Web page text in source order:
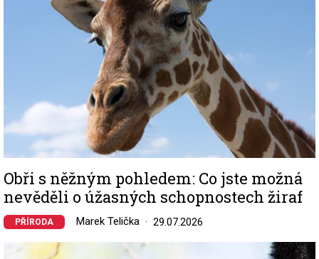
Obři s něžným pohledem: Co jste možná
nevěděli o úžasných schopnostech žiraf
PŘÍRODA Marek Telička 29.07.2026
Image